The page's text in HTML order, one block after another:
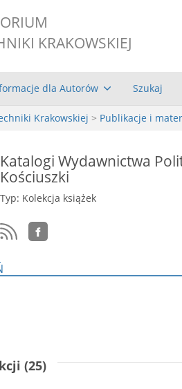
KRAKOWSKIEJ
dla Autorów Szukaj
Krakowskiej > Publikacje i
Katalogi Wydawnictwa
Kościuszki
Typ: Kolekcja książek
(25)